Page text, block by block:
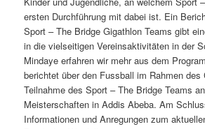
ersten Durchführung mit dabei ist. Ein
Sport – The Bridge Gigathlon Teams gibt
in die vielseitigen Vereinsaktivitäten in der
Mindaye erfahren wir mehr aus dem
berichtet über den Fussball im Rahmen
Teilnahme des Sport – The Bridge Teams
Meisterschaften in Addis Abeba. Am
Informationen und Anregungen zum